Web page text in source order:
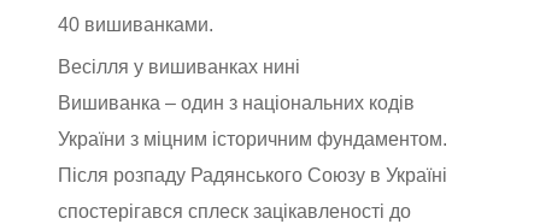
40 вишиванками.
Весілля у вишиванках нині
Вишиванка – один з національних кодів
України з міцним історичним фундаментом.
Після розпаду Радянського Союзу в Україні
спостерігався сплеск зацікавленості до